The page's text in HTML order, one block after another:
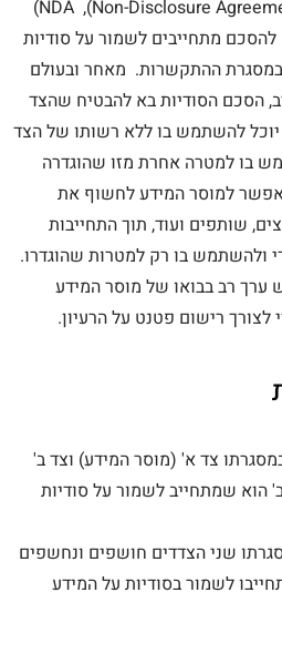
הסכם סודיות, המכונה גם NDA ,(Non-Disclosure Agreement)
מתחייבים לשמור על סודיות
במסגרת ההתקשרות. מאחר ובעולם
הסכם הסודיות בא להבטיח שהצד
להשתמש בו ללא רשותו של הצד
בו למטרה אחרת מזו שהוגדרה
למוסר המידע לחשוף את
שותפים ועוד, תוך התחייבות
ולהשתמש בו רק למטרות שהוגדרו.
ערך רב בבואו של מוסר המידע
רישום פטנט על הרעיון.
צד א' (מוסר המידע) וצד ב'
שמתחייב לשמור על סודיות
שני הצדדים חושפים ונחשפים
לשמור בסודיות על המידע